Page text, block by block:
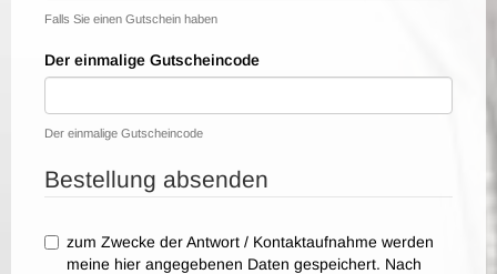
Falls Sie einen Gutschein haben
Der einmalige Gutscheincode
Der einmalige Gutscheincode
Bestellung absenden
zum Zwecke der Antwort / Kontaktaufnahme werden
meine hier angegebenen Daten gespeichert. Nach